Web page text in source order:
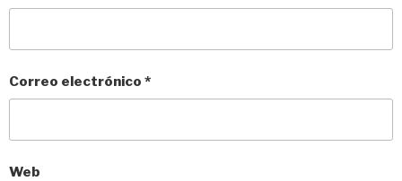
Correo electrónico *
Web